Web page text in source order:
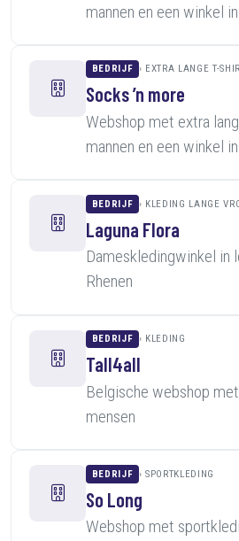
mannen en een winkel
BEDRIJF EXTRA LANGE T-
Socks ’n more
Webshop met extra
mannen en een winkel
BEDRIJF KLEDING LANGE
Laguna Flora
Dameskledingwinkel in
Rhenen
BEDRIJF KLEDING
Tall4all
Belgische webshop
mensen
BEDRIJF SPORTKLEDING
So Long
Webshop met